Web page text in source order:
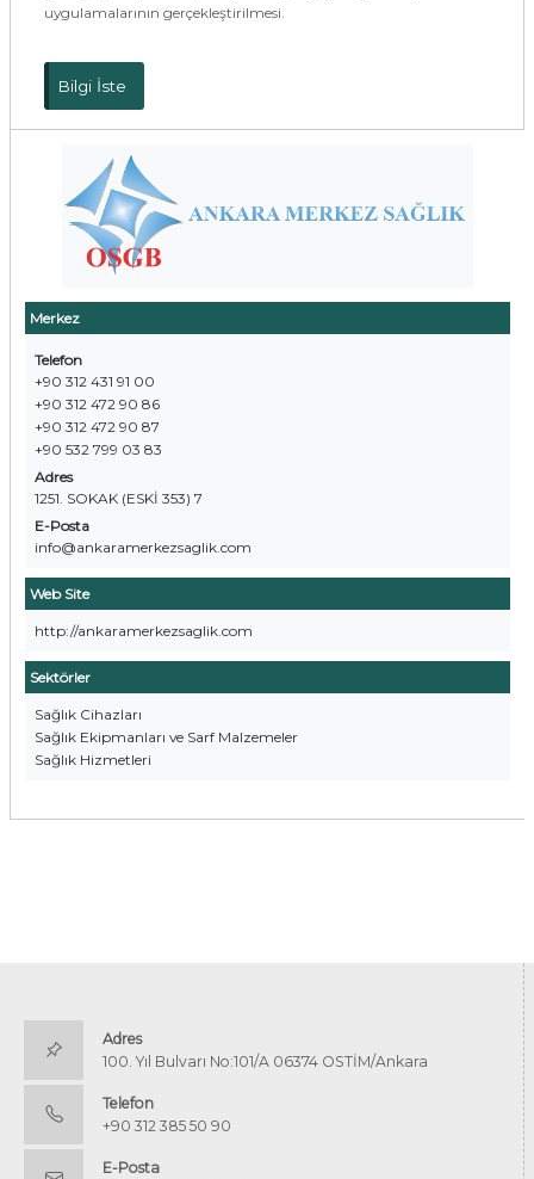
Merkez
Telefon
+90 312 431 91 00
+90 312 472 90 86
+90 312 472 90 87
+90 532 799 03 83
Adres
1251. SOKAK (ESKİ 353) 7
E-Posta
info@ankaramerkezsaglik.com
Web Site
http://ankaramerkezsaglik.com
Sektörler
Sağlık Cihazları
Sağlık Ekipmanları ve Sarf Malzemeler
Sağlık Hizmetleri
uygulamalarının gerçekleştirilmesi.
Bilgi İste
Adres
100. Yıl Bulvarı No:101/A 06374 OSTİM/Ankara
Telefon
+90 312 385 50 90
E-Posta